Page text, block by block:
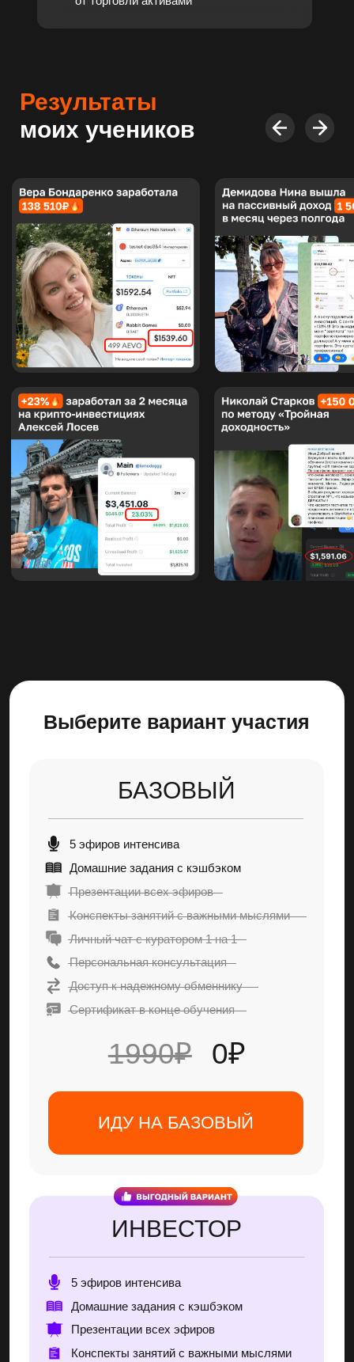
«Разбор самой
надёжной стратегии
пассивного заработка»
29:41
Участие 0₽
и подарок исчезнет
через:
Лицензия на образование
Договор оферты
ИП Смердов Евгений Александрович
ОГРНИП 309632024500024
© 2025 edbox.es
Согласие на получение рассылки
Политика обработки персональных данных